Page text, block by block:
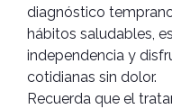
diagnóstico
hábitos saludables,
independencia y
cotidianas sin dolor.
Recuerda que el